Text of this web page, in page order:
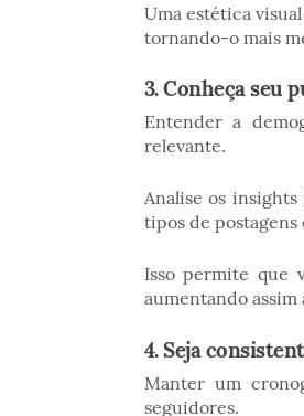
Uma estética
tornando-o mais
3. Conheça seu
Entender a
relevante.
Analise os
tipos de postagens
Isso permite que
aumentando
4. Seja
Manter um
seguidores.